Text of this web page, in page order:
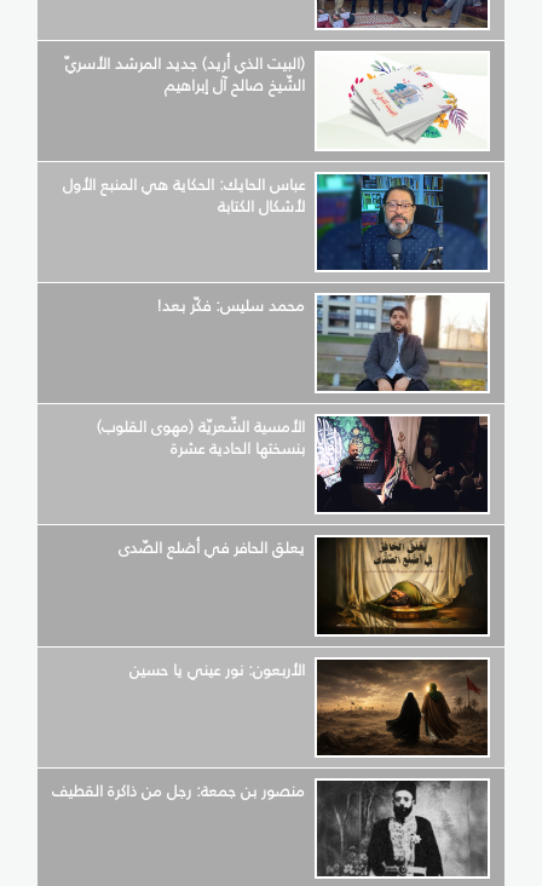
(البيت الذي أريد) جديد المرشد الأسريّ
الشّيخ صالح آل إبراهيم
عباس الحايك: الحكاية هي المنبع الأول
لأشكال الكتابة
محمد سليس: فكّر بعد!
الأمسية الشّعريّة (مهوى القلوب)
بنسختها الحادية عشرة
يعلق الحافر في أضلع الصّدى
الأربعون: نور عيني يا حسين
منصور بن جمعة: رجل من ذاكرة القطيف